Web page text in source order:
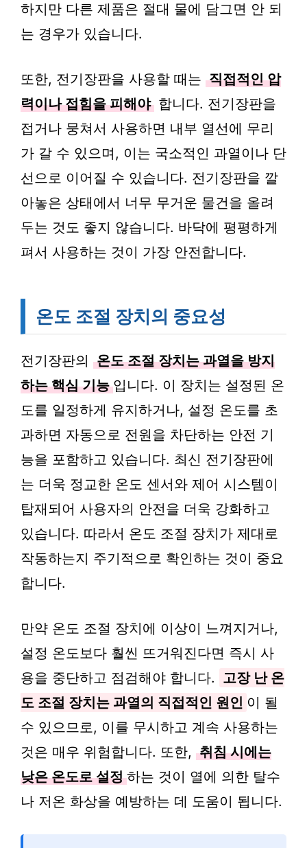
하지만 다른 제품은 절대 물에 담그면 안 되
는 경우가 있습니다.
또한, 전기장판을 사용할 때는 직접적인 압
력이나 접힘을 피해야 합니다. 전기장판을
접거나 뭉쳐서 사용하면 내부 열선에 무리
가 갈 수 있으며, 이는 국소적인 과열이나 단
선으로 이어질 수 있습니다. 전기장판을 깔
아놓은 상태에서 너무 무거운 물건을 올려
두는 것도 좋지 않습니다. 바닥에 평평하게
펴서 사용하는 것이 가장 안전합니다.
온도 조절 장치의 중요성
전기장판의 온도 조절 장치는 과열을 방지
하는 핵심 기능 입니다. 이 장치는 설정된 온
도를 일정하게 유지하거나, 설정 온도를 초
과하면 자동으로 전원을 차단하는 안전 기
능을 포함하고 있습니다. 최신 전기장판에
는 더욱 정교한 온도 센서와 제어 시스템이
탑재되어 사용자의 안전을 더욱 강화하고
있습니다. 따라서 온도 조절 장치가 제대로
작동하는지 주기적으로 확인하는 것이 중요
합니다.
만약 온도 조절 장치에 이상이 느껴지거나,
설정 온도보다 훨씬 뜨거워진다면 즉시 사
용을 중단하고 점검해야 합니다. 고장 난 온
도 조절 장치는 과열의 직접적인 원인 이 될
수 있으므로, 이를 무시하고 계속 사용하는
것은 매우 위험합니다. 또한, 취침 시에는
낮은 온도로 설정 하는 것이 열에 의한 탈수
나 저온 화상을 예방하는 데 도움이 됩니다.